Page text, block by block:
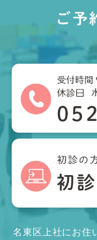
ご予
名東区上社にお住